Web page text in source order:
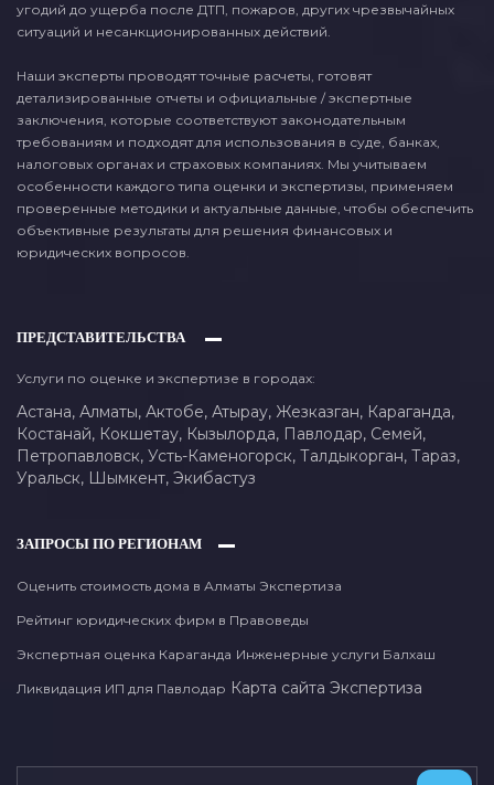
угодий до ущерба после ДТП, пожаров, других чрезвычайных
ситуаций и несанкционированных действий.
Наши эксперты проводят точные расчеты, готовят
детализированные отчеты и официальные / экспертные
заключения, которые соответствуют законодательным
требованиям и подходят для использования в суде, банках,
налоговых органах и страховых компаниях. Мы учитываем
особенности каждого типа оценки и экспертизы, применяем
проверенные методики и актуальные данные, чтобы обеспечить
объективные результаты для решения финансовых и
юридических вопросов.
ПРЕДСТАВИТЕЛЬСТВА
Услуги по оценке и экспертизе в городах:
Астана, Алматы, Актобе, Атырау, Жезказган, Караганда,
Костанай, Кокшетау, Кызылорда, Павлодар, Семей,
Петропавловск, Усть-Каменогорск, Талдыкорган, Тараз,
Уральск, Шымкент, Экибастуз
ЗАПРОСЫ ПО РЕГИОНАМ
Оценить стоимость дома в Алматы Экспертиза
Рейтинг юридических фирм в Правоведы
Экспертная оценка Караганда Инженерные услуги Балхаш
Ликвидация ИП для Павлодар Карта сайта Экспертиза